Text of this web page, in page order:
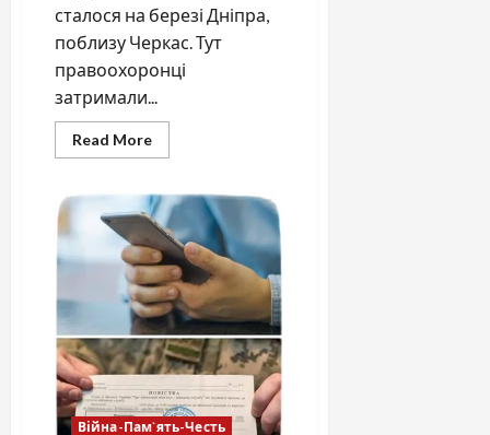
сталося на березі Дніпра,
поблизу Черкас. Тут
правоохоронці
затримали...
Read MoreRead
more
один
черкасець
–
безжалісний
браконьєр!
Війна-Пам`ять-Честь